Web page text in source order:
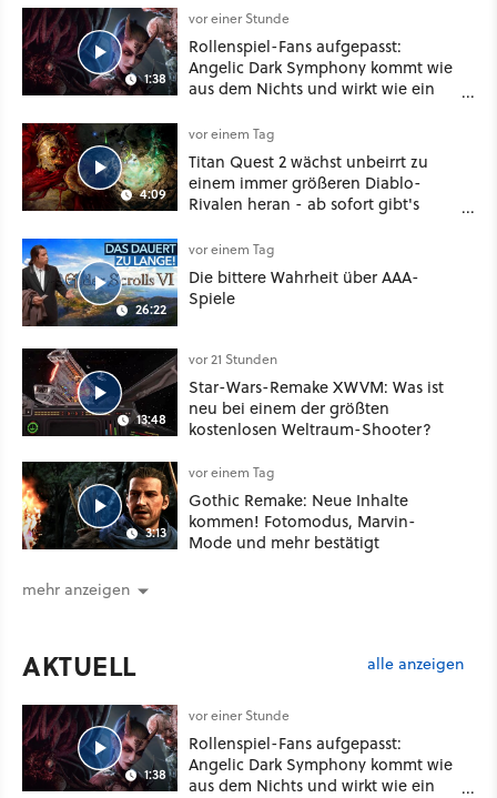
1:38
vor einer Stunde
Rollenspiel-Fans aufgepasst:
Angelic Dark Symphony kommt wie
aus dem Nichts und wirkt wie ein
Mass Effect
4:09
vor einem Tag
Titan Quest 2 wächst unbeirrt zu
einem immer größeren Diablo-
Rivalen heran - ab sofort gibt's
Klasse
26:22
vor einem Tag
Die bittere Wahrheit über AAA-
Spiele
13:48
vor 21 Stunden
Star-Wars-Remake XWVM: Was ist
neu bei einem der größten
kostenlosen Weltraum-Shooter?
3:13
vor einem Tag
Gothic Remake: Neue Inhalte
kommen! Fotomodus, Marvin-
Mode und mehr bestätigt
mehr anzeigen
AKTUELL alle anzeigen
1:38
vor einer Stunde
Rollenspiel-Fans aufgepasst:
Angelic Dark Symphony kommt wie
aus dem Nichts und wirkt wie ein